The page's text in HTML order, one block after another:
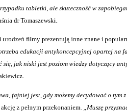
tabletki, ale skuteczność w
dr Tomaszewski.
filmy prezentują inne znane i
edukacji antykoncepcyjnej opartej na
się, jak niski jest poziom wiedzy dotyczący
fajniej jest, gdy możemy decydować o tym
z pełnym przekonaniem.
„Muszę